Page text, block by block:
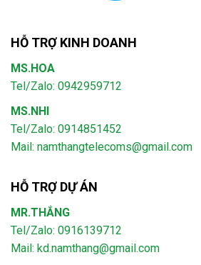
HỖ TRỢ KINH DOANH
MS.HOA
Tel/Zalo: 0942959712
MS.NHI
Tel/Zalo: 0914851452
Mail: namthangtelecoms@gmail.com
HỖ TRỢ DỰ ÁN
MR.THẮNG
Tel/Zalo: 0916139712
Mail: kd.namthang@gmail.com